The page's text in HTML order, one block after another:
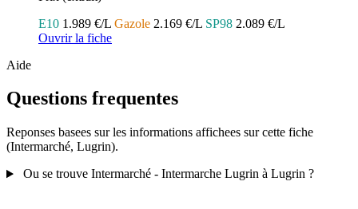
E10 1.989 €/L Gazole 2.169 €/L SP98 2.089 €/L
Ouvrir la fiche
Aide
Questions frequentes
Reponses basees sur les informations affichees sur cette fiche
(Intermarché, Lugrin).
Ou se trouve Intermarché - Intermarche Lugrin à Lugrin ?